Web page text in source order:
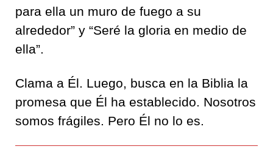
para ella un muro de fuego a su
alrededor” y “Seré la gloria en medio de
ella”.
Clama a Él. Luego, busca en la Biblia la
promesa que Él ha establecido. Nosotros
somos frágiles. Pero Él no lo es.